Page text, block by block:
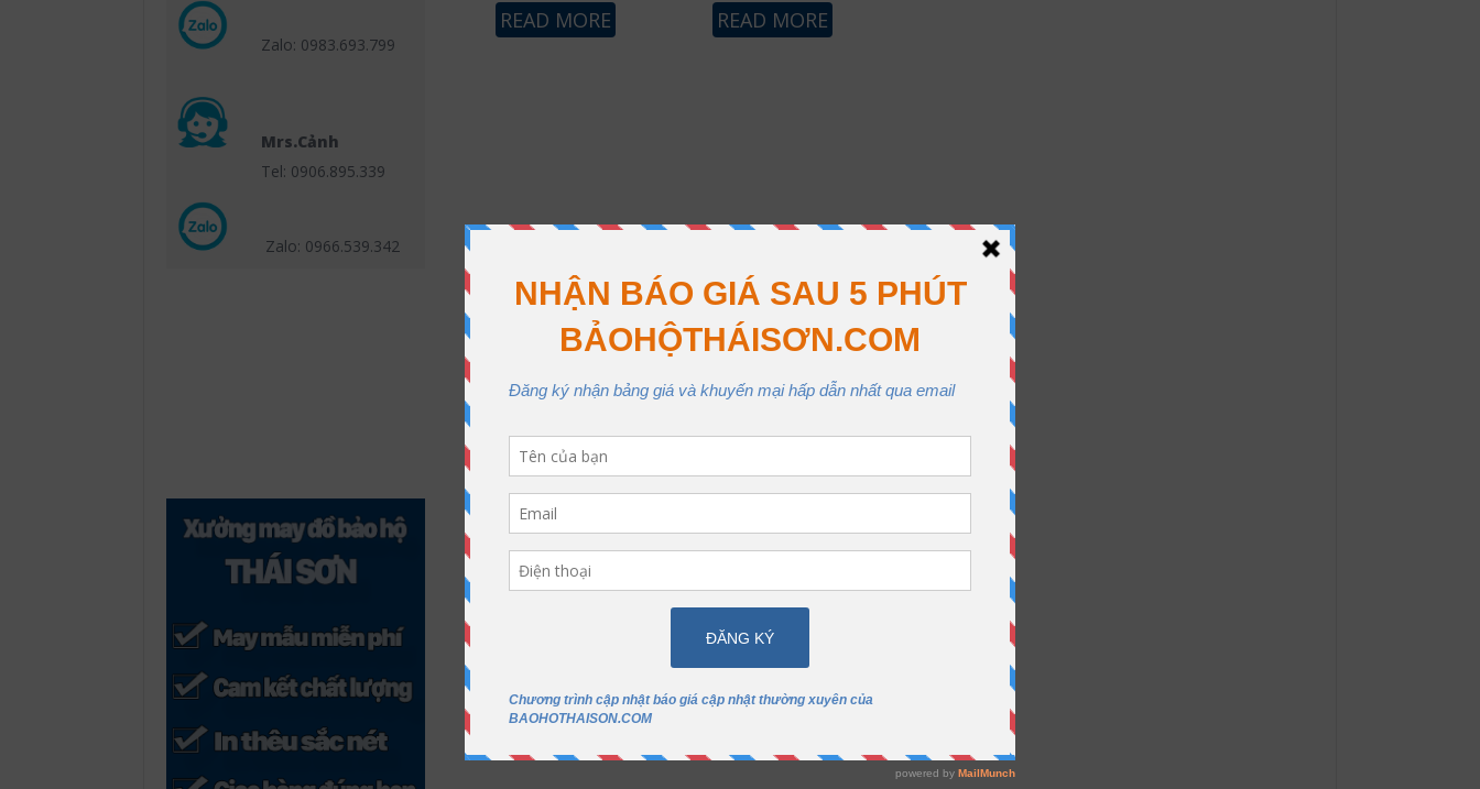
READ MORE READ MORE
Zalo: 0983.693.799
Mrs.Cảnh
Tel: 0906.895.339
Zalo: 0966.539.342